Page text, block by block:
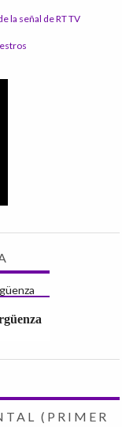
la señal de RT TV
(PRIMER